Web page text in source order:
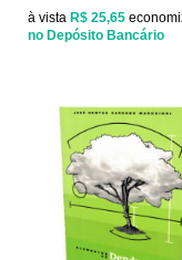
à vista R$ 25,65
no Depósito Bancário